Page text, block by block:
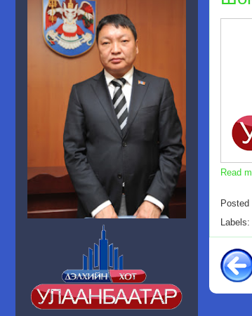
Read
Posted
Labels: